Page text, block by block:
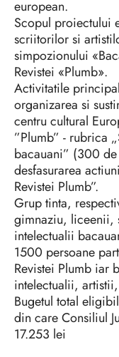
european.
Scopul proiectului
scriitorilor si
simpozionului
Revistei «Plumb».
Activitatile
organizarea si
centru cultural
”Plumb” - rubrica
bacauani” (300
desfasurarea
Revistei Plumb”.
Grup tinta,
gimnaziu, liceenii,
intelectualii
1500 persoane
Revistei Plumb
intelectualii,
Bugetul total
din care Consiliul
17.253 lei